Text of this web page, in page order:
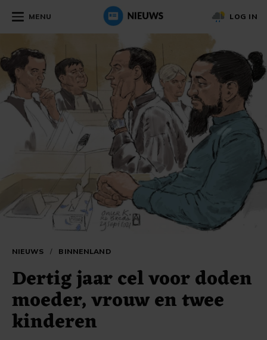
MENU LOG IN
NIEUWS / BINNENLAND
Dertig jaar cel voor doden
moeder, vrouw en twee
kinderen